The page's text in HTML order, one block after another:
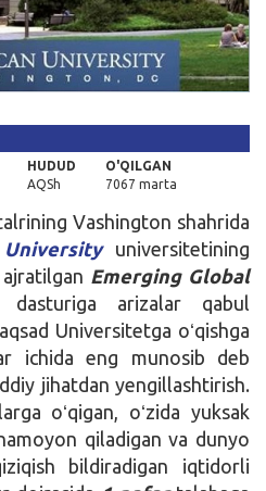
HUDUD
AQSh
O'QILGAN
7067 marta
Vashington shahrida
universitetining
Emerging Global
arizalar qabul
Universitetga oʻqishga
ichida eng munosib deb
jihatdan yengillashtirish.
oʻqigan, oʻzida yuksak
qiladigan va dunyo
bildiradigan iqtidorli